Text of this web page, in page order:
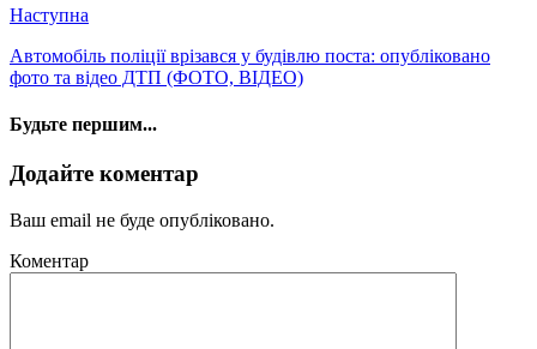
Наступна
Автомобіль поліції врізався у будівлю поста: опубліковано
фото та відео ДТП (ФОТО, ВІДЕО)
Будьте першим...
Додайте коментар
Ваш email не буде опубліковано.
Коментар